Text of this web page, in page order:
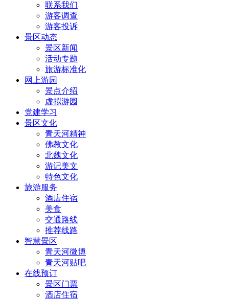
联系我们
游客调查
游客投诉
景区动态
景区新闻
活动专题
旅游标准化
网上游园
景点介绍
虚拟游园
党建学习
景区文化
青天河精神
佛教文化
北魏文化
游记美文
特色文化
旅游服务
酒店住宿
美食
交通路线
推荐线路
智慧景区
青天河微博
青天河贴吧
在线预订
景区门票
酒店住宿